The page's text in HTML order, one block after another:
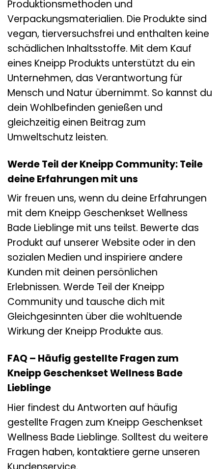
Produktionsmethoden und
Verpackungsmaterialien. Die Produkte sind
vegan, tierversuchsfrei und enthalten keine
schädlichen Inhaltsstoffe. Mit dem Kauf
eines Kneipp Produkts unterstützt du ein
Unternehmen, das Verantwortung für
Mensch und Natur übernimmt. So kannst du
dein Wohlbefinden genießen und
gleichzeitig einen Beitrag zum
Umweltschutz leisten.
Werde Teil der Kneipp Community: Teile
deine Erfahrungen mit uns
Wir freuen uns, wenn du deine Erfahrungen
mit dem Kneipp Geschenkset Wellness
Bade Lieblinge mit uns teilst. Bewerte das
Produkt auf unserer Website oder in den
sozialen Medien und inspiriere andere
Kunden mit deinen persönlichen
Erlebnissen. Werde Teil der Kneipp
Community und tausche dich mit
Gleichgesinnten über die wohltuende
Wirkung der Kneipp Produkte aus.
FAQ – Häufig gestellte Fragen zum
Kneipp Geschenkset Wellness Bade
Lieblinge
Hier findest du Antworten auf häufig
gestellte Fragen zum Kneipp Geschenkset
Wellness Bade Lieblinge. Solltest du weitere
Fragen haben, kontaktiere gerne unseren